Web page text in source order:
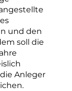
und den
soll die
Anleger